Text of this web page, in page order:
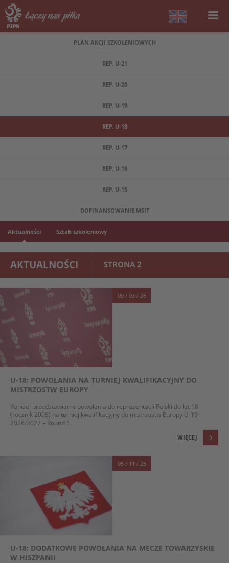
PLAN AKCJI SZKOLENIOWYCH
REP. U-21
REP. U-20
REP. U-19
REP. U-18
REP. U-17
REP. U-16
REP. U-15
DOFINANSOWANIE MSIT
Aktualności Sztab szkoleniowy
AKTUALNOŚCI STRONA 2
09 / 03 / 26
U-18: POWOŁANIA NA TURNIEJ KWALIFIKACYJNY DO
MISTRZOSTW EUROPY
Poniżej przedstawiamy powołania do reprezentacji Polski do lat 18
(rocznik 2008) na turniej kwalifikacyjny do mistrzostw Europy U-19
2026/2027 – Round 1.
WIĘCEJ
05 / 11 / 25
U-18: DODATKOWE POWOŁANIA NA MECZE TOWARZYSKIE
W HISZPANII